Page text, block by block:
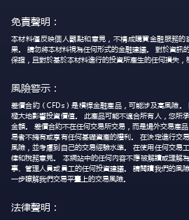
免責聲明：
本材料僅反映個人觀點和意見，不構成購買金融服務
果。 請勿將本材料視為任何形式的金融建議。 對於資訊
保證，且對於基於本材料進行的投資所產生的任何損失，
風險警示：
差價合約（CFDs）是槓桿金融產品，可能涉及高風險
極大地影響投資價值。 此產品可能不適合所有人，您所
金額。 差價合約不在任何交易所交易，而是場外交易產
易者不擁有或享有任何基礎資產的權利。 在決定進行交
風險，並考慮到自己的交易經驗水準。 在使用任何交易
律和稅務意見。 本網站中的任何內容不應被解讀或理解
事、管理人員或員工的任何投資建議。 請閱讀我們的風
一步瞭解我們交易平臺上的交易風險。
法律聲明：